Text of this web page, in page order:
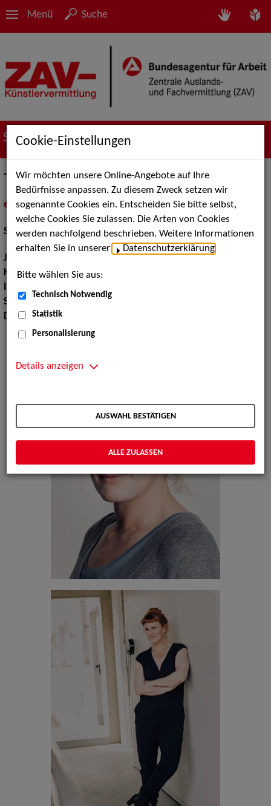
Menü Suche
Suche nach Künstler*innen
Tabea Scholz
als PDF speichern
inMeine Merklistelegen
Schauspiel:Bühne
Jahrgang:
Körpergröße:160 cm
Instrument:
Sprachen:
Dialekte:Norddeutsch
Cookie-Einstellungen
Wir möchten unsere Online-Angebote auf Ihre
Bedürfnisse anpassen. Zu diesem Zweck setzen wir
sogenannte Cookies ein. Entscheiden Sie bitte selbst,
welche Cookies Sie zulassen. Die Arten von Cookies
werden nachfolgend beschrieben. Weitere Informationen
erhalten Sie in unserer
Datenschutzerklärung
Bitte wählen Sie aus:
Technisch Notwendig
Statistik
Personalisierung
Details anzeigen
AUSWAHL BESTÄTIGEN
ALLE ZULASSEN